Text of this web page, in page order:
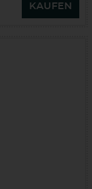
KAUFEN